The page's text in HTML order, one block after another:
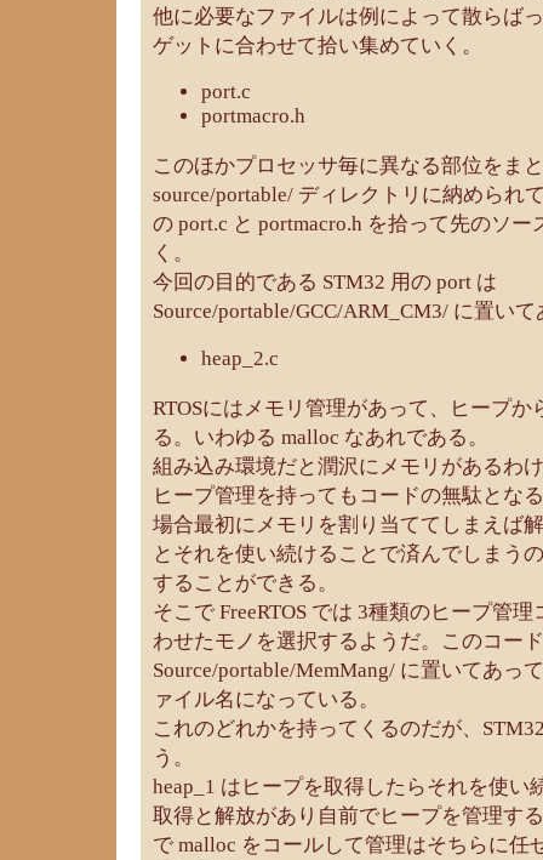
他に必要なファイルは例によって散らば
ゲットに合わせて拾い集めていく。
port.c
portmacro.h
このほかプロセッサ毎に異なる部位をま
source/portable/ ディレクトリに納められ
の port.c と portmacro.h を拾って先のソ
く。
今回の目的である STM32 用の port は
Source/portable/GCC/ARM_CM3/ に置い
heap_2.c
RTOSにはメモリ管理があって、ヒープ
る。いわゆる malloc なあれである。
組み込み環境だと潤沢にメモリがあるわ
ヒープ管理を持ってもコードの無駄とな
場合最初にメモリを割り当ててしまえば
とそれを使い続けることで済んでしまう
することができる。
そこで FreeRTOS では 3種類のヒープ管
わせたモノを選択するようだ。このコー
Source/portable/MemMang/ に置いてあっ
ァイル名になっている。
これのどれかを持ってくるのだが、
う。
heap_1 はヒープを取得したらそれを使い
取得と解放があり自前でヒープを管理す
で malloc をコールして管理はそちらに任